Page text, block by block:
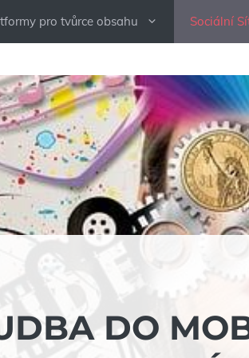
pro tvůrce obsahu Sociální
DO